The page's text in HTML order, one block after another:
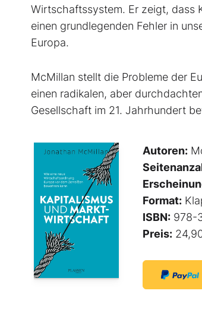
Wirtschaftssystem. Er zeigt, dass
einen grundlegenden Fehler in
Europa.
McMillan stellt die Probleme der
einen radikalen, aber
Gesellschaft im 21. Jahrhundert
Autoren:
Format:
ISBN: 978-
Preis: